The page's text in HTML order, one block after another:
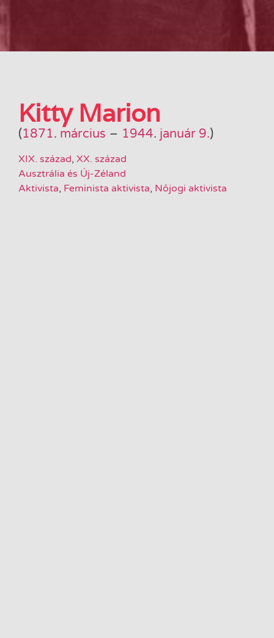
Kitty Marion
(1871. március – 1944. január 9.)
XIX. század, XX. század
Ausztrália és Új-Zéland
Aktivista, Feminista aktivista, Nőjogi aktivista